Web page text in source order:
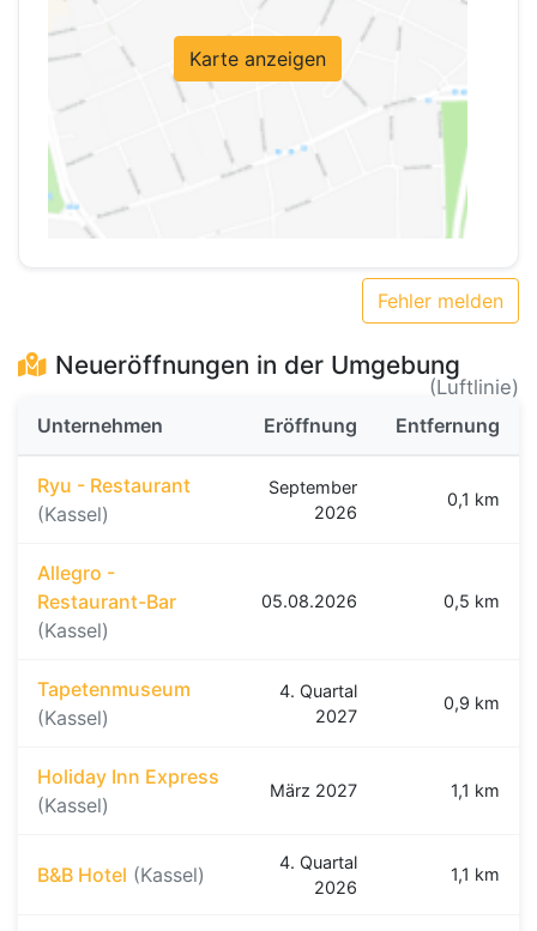
Karte anzeigen
Fehler melden
Neueröffnungen in der Umgebung
(Luftlinie)
Unternehmen
Eröffnung Entfernung
Ryu - Restaurant
(Kassel)
September
2026
0,1 km
Allegro -
Restaurant-Bar
(Kassel)
05.08.2026 0,5 km
Tapetenmuseum
(Kassel)
4. Quartal
2027
0,9 km
Holiday Inn Express
(Kassel)
März 2027 1,1 km
B&B Hotel (Kassel)
4. Quartal
2026
1,1 km